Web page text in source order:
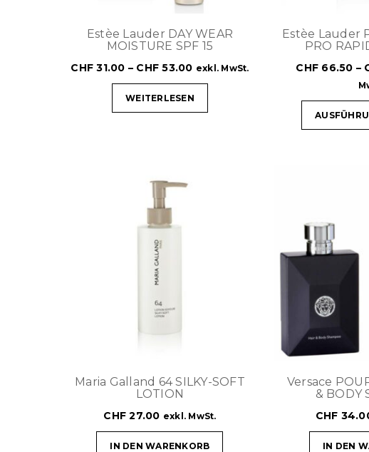
Estèe Lauder DAY WEAR
MOISTURE SPF 15
CHF 31.00 – CHF 53.00 exkl. MwSt.
WEITERLESEN
Estèe Lauder
PRO
CHF 66.50 –
Maria Galland 64 SILKY-SOFT
LOTION
CHF 27.00 exkl. MwSt.
IN DEN WARENKORB
Versace
& BODY
CHF
IN DEN